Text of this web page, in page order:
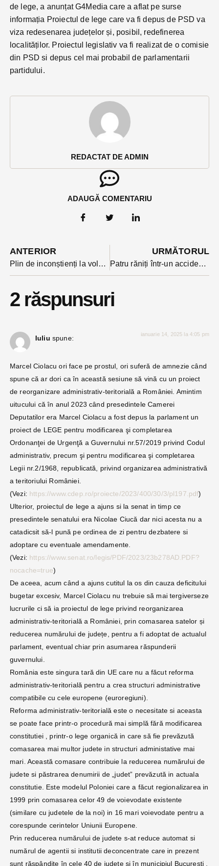
REDACTAT DE ADMIN
ADAUGĂ COMENTARIU
de lege, a anunțat G4Media care a aflat pe surse
informația Proiectul de lege care va fi depus de PSD va
viza redesenarea județelor și, posibil, redefinerea
localităților. Proiectul legislativ va fi realizat de o comisie
din PSD si depus cel mai probabil de parlamentarii
partidului.
ANTERIOR
Plin de inconștienți la volan și în weekend
URMĂTORUL
Patru răniți într-un accident produs între două mașini conduse de șoferițe extrem de tinere
2 răspunsuri
Iuliu spune: ianuarie 14, 2025 la 4:05 pm
Marcel Ciolacu ori face pe prostul, ori suferă de amnezie când
spune că ar dori ca în această sesiune să vină cu un proiect
de reorganizare administrativ-teritorială a României. Amintim
uitucului că în anul 2023 când presedintele Camerei
Deputatilor era Marcel Ciolacu a fost depus la parlament un
proiect de LEGE pentru modificarea şi completarea
Ordonanţei de Urgenţă a Guvernului nr.57/2019 privind Codul
administrativ, precum şi pentru modificarea şi completarea
Legii nr.2/1968, republicată, privind organizarea administrativă
a teritoriului României.
(Vezi: https://www.cdep.ro/proiecte/2023/400/30/3/pl197.pdf)
Ulterior, proiectul de lege a ajuns si la senat in timp ce
presedintele senatului era Nicolae Ciucă dar nici acesta nu a
catadicsit să-l pună pe ordinea de zi pentru dezbatere si
adoptare cu eventuale amendamente.
(Vezi: https://www.senat.ro/legis/PDF/2023/23b278AD.PDF?
nocache=true)
De aceea, acum când a ajuns cutitul la os din cauza deficitului
bugetar excesiv, Marcel Ciolacu nu trebuie să mai tergiverseze
lucrurile ci să ia proiectul de lege privind reorganizarea
administrativ-teritorială a României, prin comasarea satelor și
reducerea numărului de județe, pentru a fi adoptat de actualul
parlament, eventual chiar prin asumarea răspunderii
guvernului.
România este singura tară din UE care nu a făcut reforma
administrativ-teritorială pentru a crea structuri administrative
compatibile cu cele europene (euroregiuni).
Reforma administrativ-teritorială este o necesitate si aceasta
se poate face printr-o procedură mai simplă fără modificarea
constitutiei , printr-o lege organică in care să fie prevăzută
comasarea mai multor judete in structuri administative mai
mari. Această comasare contribuie la reducerea numărului de
judete si păstrarea denumirii de „judet” prevăzută in actuala
constitutie. Este modelul Poloniei care a făcut regionalizarea in
1999 prin comasarea celor 49 de voievodate existente
(similare cu judetele de la noi) in 16 mari voievodate pentru a
corespunde cerintelor Uniunii Europene.
Prin reducerea numărului de judete s-at reduce automat si
numărul de agentii si institutii deconcentrate care in prezent
sunt răspândite în cele 40 de judete si în municipiul București .